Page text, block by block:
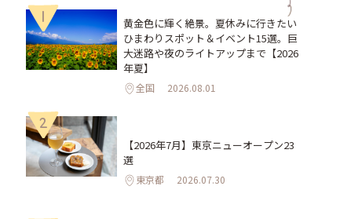
1
黄金色に輝く絶景。夏休みに行きたい
ひまわりスポット＆イベント15選。巨
大迷路や夜のライトアップまで【2026
年夏】
全国 2026.08.01
2
【2026年7月】東京ニューオープン23
選
東京都 2026.07.30